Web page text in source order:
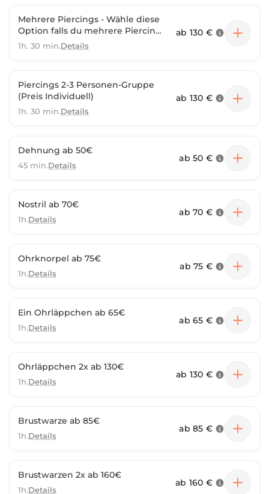
Mehrere Piercings - Wähle diese
Option falls du mehrere Piercings
haben möchtest (Preis
individuell)
1h. 30 min.Details
ab 130 €
Piercings 2-3 Personen-Gruppe
(Preis Individuell)
1h. 30 min.Details
ab 130 €
Dehnung ab 50€
45 min.Details
ab 50 €
Nostril ab 70€
1h.Details
ab 70 €
Ohrknorpel ab 75€
1h.Details
ab 75 €
Ein Ohrläppchen ab 65€
1h.Details
ab 65 €
Ohrläppchen 2x ab 130€
1h.Details
ab 130 €
Brustwarze ab 85€
1h.Details
ab 85 €
Brustwarzen 2x ab 160€
1h.Details
ab 160 €